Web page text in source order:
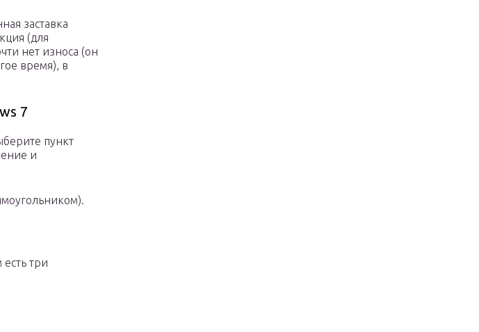
заставка
(для
нет износа (он
время), в
7
пункт
и
три